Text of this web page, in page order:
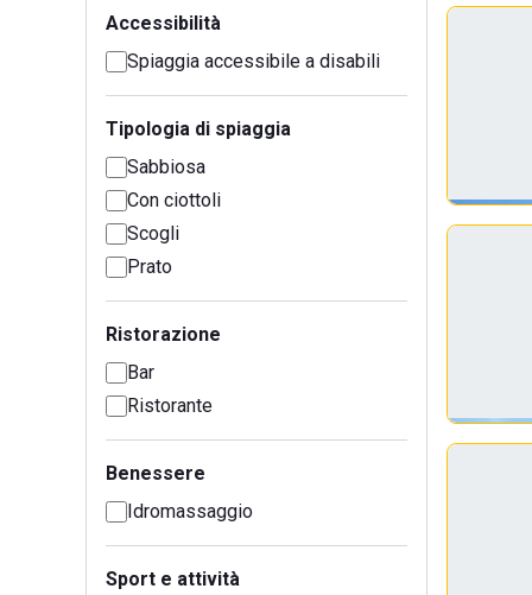
Accessibilità
Spiaggia accessibile a disabili
Tipologia di spiaggia
Sabbiosa
Con ciottoli
Scogli
Prato
Ristorazione
Bar
Ristorante
Benessere
Idromassaggio
Sport e attività